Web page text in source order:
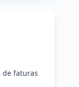
de faturas